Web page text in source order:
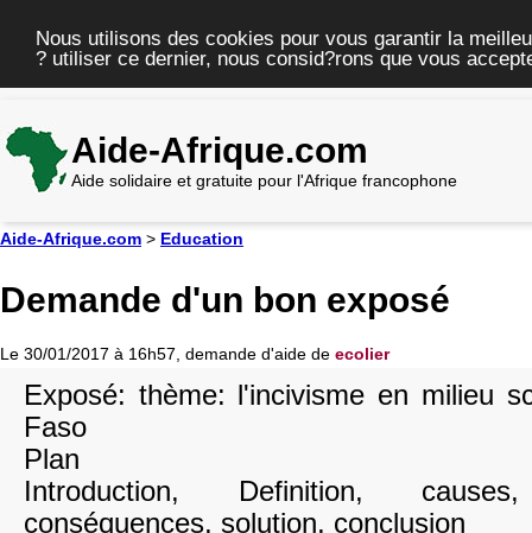
Nous utilisons des cookies pour vous garantir la
? utiliser ce dernier, nous consid?rons que vous
Aide-Afrique.com
Aide solidaire et gratuite pour l'Afrique francophone
Aide-Afrique.com > Education
Demande d'un bon exposé
Le 30/01/2017 à 16h57, demande d'aide de ecolier
Exposé: thème: l'incivisme en milieu
Faso
Plan
Introduction, Definition,
conséquences, solution, conclusion